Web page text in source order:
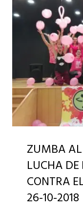
9
2018
ZUMBA
LUCHA
CONTRA
26-10-2018